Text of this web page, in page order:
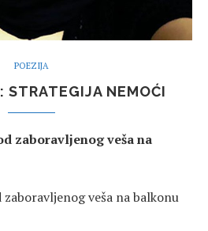
POEZIJA
STRATEGIJA NEMOĆI
zaboravljenog veša na
veša na balkonu